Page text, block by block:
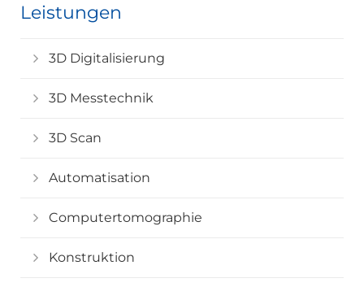
Leistungen
3D Digitalisierung
3D Messtechnik
3D Scan
Automatisation
Computertomographie
Konstruktion